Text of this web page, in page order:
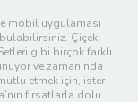
mobil uygulaması
Çiçek,
gibi birçok farklı
ve zamanında
etmek için, ister
fırsatlarla dolu